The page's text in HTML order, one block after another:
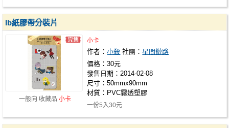
一般向 收藏品 小卡
Ib紙膠帶分裝片
小卡
作者：小殺 社團：星間鏈路
價格：30元
發售日期：2014-02-08
尺寸：50mmx90mm
材質：PVC霧透塑膠
一份5入30元